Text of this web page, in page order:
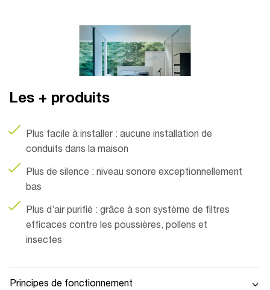
Les + produits
Plus facile à installer : aucune installation de
conduits dans la maison
Plus de silence : niveau sonore exceptionnellement
bas
Plus d’air purifié : grâce à son système de filtres
efficaces contre les poussières, pollens et
insectes
Principes de fonctionnement